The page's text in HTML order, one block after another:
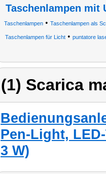
Taschenlampen mit
Taschenlampen• Taschenlampen als
Taschenlampen für Licht• puntatore
(1) Scarica
Pen-Light,
3 W)